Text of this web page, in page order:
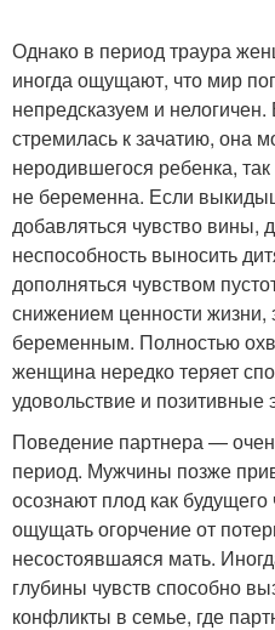
Однако в период траура
иногда ощущают, что мир
непредсказуем и
стремилась к зачатию, она
неродившегося ребенка,
не беременна. Если
добавляться чувство вины,
неспособность выносить
дополняться чувством
снижением ценности жизни,
беременным. Полностью
женщина нередко теряет
удовольствие и позитивные
Поведение партнера —
период. Мужчины позже
осознают плод как будущего
ощущать огорчение от
несостоявшаяся мать.
глубины чувств способно
конфликты в семье, где